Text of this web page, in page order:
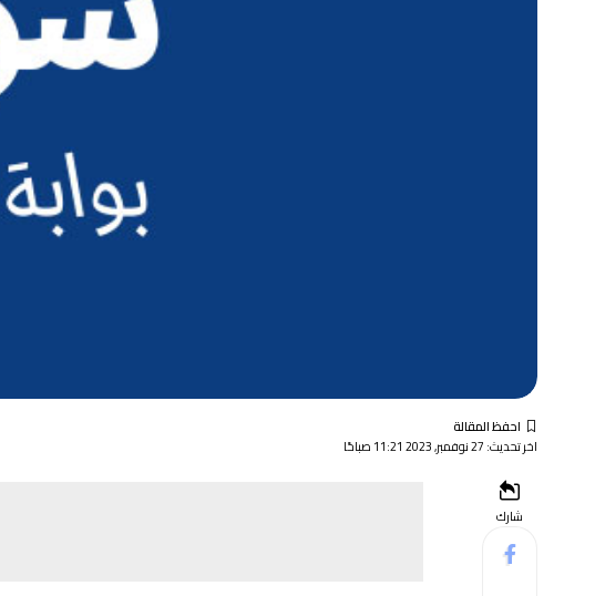
اخر تحديث: 27 نوفمبر, 2023 11:21 صباحًا
شارك